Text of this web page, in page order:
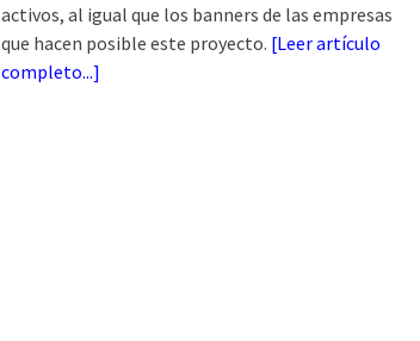
activos, al igual que los banners de las empresas
que hacen posible este proyecto. [Leer artículo
completo...]